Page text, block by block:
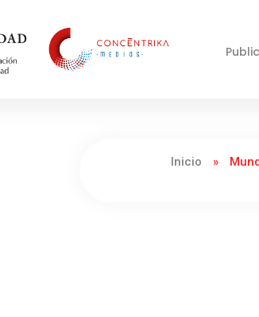
Inicio »